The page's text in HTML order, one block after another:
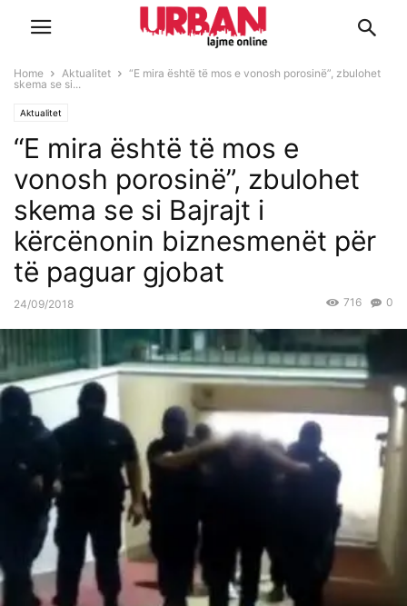
Home Aktualitet
“E mira është të mos e vonosh porosinë”, zbulohet
skema se si...
Aktualitet
“E mira është të mos e
vonosh porosinë”, zbulohet
skema se si Bajrajt i
kërcënonin biznesmenët për
të paguar gjobat
24/09/2018 0
716